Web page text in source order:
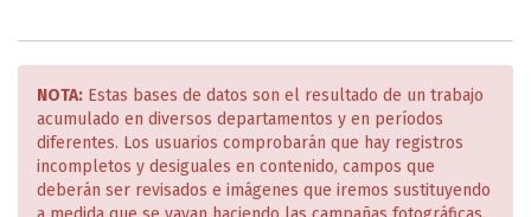
NOTA: Estas bases de datos son el resultado de un trabajo
acumulado en diversos departamentos y en períodos
diferentes. Los usuarios comprobarán que hay registros
incompletos y desiguales en contenido, campos que
deberán ser revisados e imágenes que iremos sustituyendo